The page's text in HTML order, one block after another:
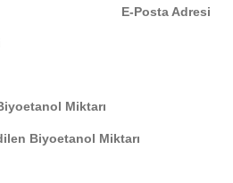
Biyoetanol
Edilen Biyoetanol